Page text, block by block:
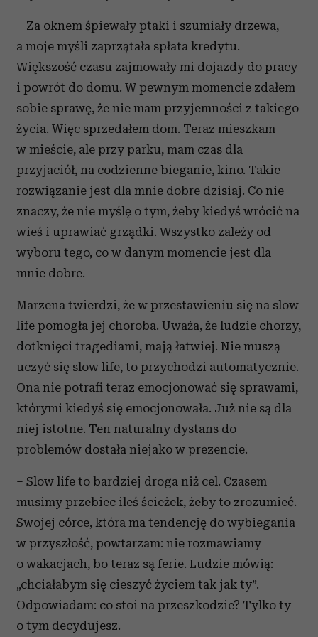
otrzymanymi od Ciebie lub uzyskanymi podczas
korzystania z ich usług.
– Za oknem śpiewały ptaki i szumiały drzewa,
a moje myśli zaprzątała spłata kredytu.
Większość czasu zajmowały mi dojazdy do pracy
i powrót do domu. W pewnym momencie zdałem
sobie sprawę, że nie mam przyjemności z takiego
życia. Więc sprzedałem dom. Teraz mieszkam
w mieście, ale przy parku, mam czas dla
przyjaciół, na codzienne bieganie, kino. Takie
rozwiązanie jest dla mnie dobre dzisiaj. Co nie
znaczy, że nie myślę o tym, żeby kiedyś wrócić na
wieś i uprawiać grządki. Wszystko zależy od
wyboru tego, co w danym momencie jest dla
mnie dobre.
Marzena twierdzi, że w przestawieniu się na slow
life pomogła jej choroba. Uważa, że ludzie chorzy,
dotknięci tragediami, mają łatwiej. Nie muszą
uczyć się slow life, to przychodzi automatycznie.
Ona nie potrafi teraz emocjonować się sprawami,
którymi kiedyś się emocjonowała. Już nie są dla
niej istotne. Ten naturalny dystans do
problemów dostała niejako w prezencie.
– Slow life to bardziej droga niż cel. Czasem
musimy przebiec ileś ścieżek, żeby to zrozumieć.
Swojej córce, która ma tendencję do wybiegania
w przyszłość, powtarzam: nie rozmawiamy
o wakacjach, bo teraz są ferie. Ludzie mówią:
„chciałabym się cieszyć życiem tak jak ty”.
Odpowiadam: co stoi na przeszkodzie? Tylko ty
o tym decydujesz.